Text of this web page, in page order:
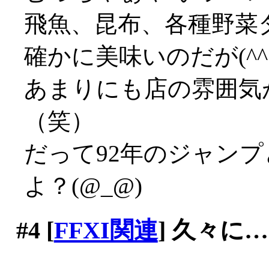
飛魚、昆布、各種野
確かに美味いのだが
あまりにも店の雰囲
（笑）
だって92年のジャン
よ？(@_@)
#4[FFXI関連] 久々に…